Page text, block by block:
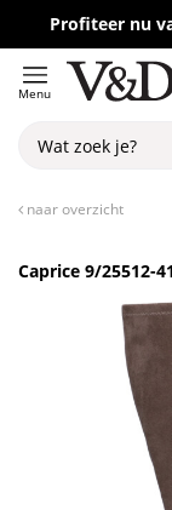
Profiteer nu
Gratis
naar overzicht
Caprice 9/25512-
Menu